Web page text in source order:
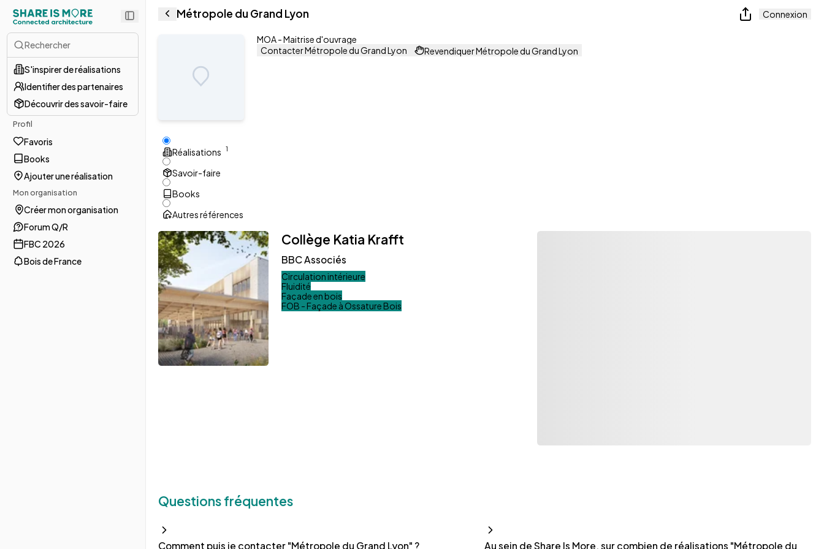
Rechercher
S'inspirer de réalisations
Identifier des partenaires
Découvrir des savoir-faire
Profil
Favoris
Books
Ajouter une réalisation
Mon organisation
Créer mon organisation
Forum Q/R
FBC 2026
Bois de France
Métropole du Grand Lyon Connexion
MOA - Maitrise d'ouvrage
Contacter Métropole du Grand Lyon
Revendiquer Métropole du Grand Lyon
Réalisations 1
Savoir-faire
Books
Autres références
Collège Katia Krafft
BBC Associés
Circulation intérieure
Fluidité
Façade en bois
FOB - Façade à Ossature Bois
Questions fréquentes
Comment puis je contacter "Métropole du Grand Lyon" ? Au sein de Share Is More, sur combien de réalisations "Métropole du